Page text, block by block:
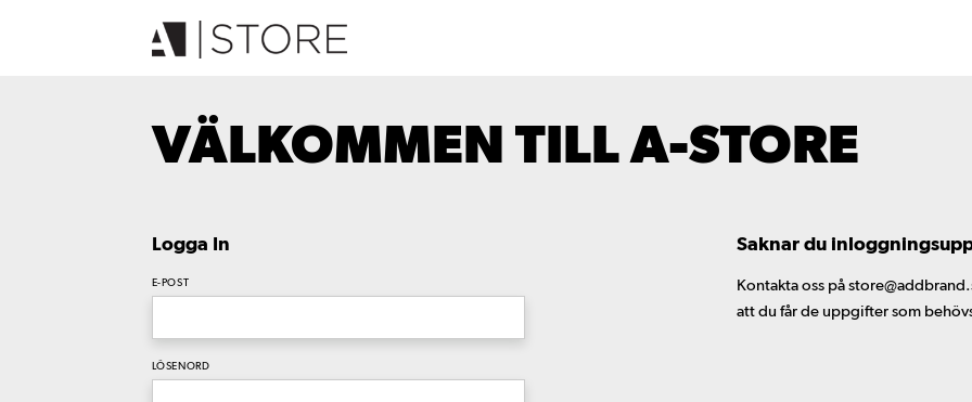
VÄLKOMMEN TILL A-STORE
Logga In
E-POST
LÖSENORD
Saknar du
Kontakta oss på
att du får de uppgifter som